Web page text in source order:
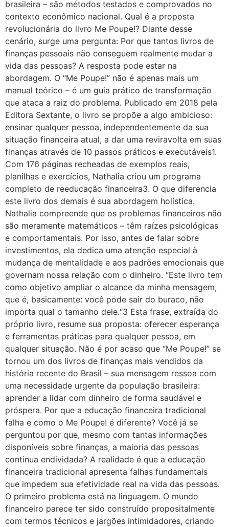
brasileira – são métodos testados e comprovados no
contexto econômico nacional. Qual é a proposta
revolucionária do livro Me Poupe!? Diante desse
cenário, surge uma pergunta: Por que tantos livros de
finanças pessoais não conseguem realmente mudar a
vida das pessoas? A resposta pode estar na
abordagem. O “Me Poupe!” não é apenas mais um
manual teórico – é um guia prático de transformação
que ataca a raiz do problema. Publicado em 2018 pela
Editora Sextante, o livro se propõe a algo ambicioso:
ensinar qualquer pessoa, independentemente da sua
situação financeira atual, a dar uma reviravolta em suas
finanças através de 10 passos práticos e executáveis1.
Com 176 páginas recheadas de exemplos reais,
planilhas e exercícios, Nathalia criou um programa
completo de reeducação financeira3. O que diferencia
este livro dos demais é sua abordagem holística.
Nathalia compreende que os problemas financeiros não
são meramente matemáticos – têm raízes psicológicas
e comportamentais. Por isso, antes de falar sobre
investimentos, ela dedica uma atenção especial à
mudança de mentalidade e aos padrões emocionais que
governam nossa relação com o dinheiro. “Este livro tem
como objetivo ampliar o alcance da minha mensagem,
que é, basicamente: você pode sair do buraco, não
importa qual o tamanho dele.“3 Esta frase, extraída do
próprio livro, resume sua proposta: oferecer esperança
e ferramentas práticas para qualquer pessoa, em
qualquer situação. Não é por acaso que “Me Poupe!” se
tornou um dos livros de finanças mais vendidos da
história recente do Brasil – sua mensagem ressoa com
uma necessidade urgente da população brasileira:
aprender a lidar com dinheiro de forma saudável e
próspera. Por que a educação financeira tradicional
falha e como o Me Poupe! é diferente? Você já se
perguntou por que, mesmo com tantas informações
disponíveis sobre finanças, a maioria das pessoas
continua endividada? A realidade é que a educação
financeira tradicional apresenta falhas fundamentais
que impedem sua efetividade real na vida das pessoas.
O primeiro problema está na linguagem. O mundo
financeiro parece ter sido construído propositalmente
com termos técnicos e jargões intimidadores, criando